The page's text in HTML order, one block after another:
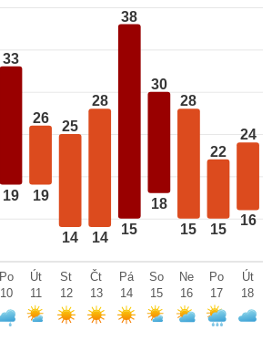
33
19
26
19
25
14
28
14
38
15
30
18
28
15
22
15
24
16
Po
10
Út
11
St
12
Čt
13
Pá
14
So
15
Ne
16
Po
17
Út
18